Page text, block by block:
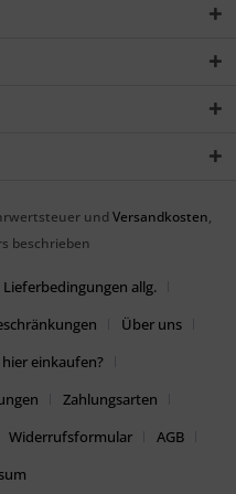
und Versandkosten,
beschrieben
Lieferbedingungen allg.
Über uns
einkaufen?
Zahlungsarten
Widerrufsformular
AGB